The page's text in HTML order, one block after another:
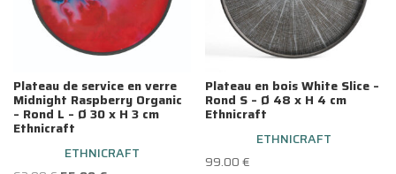
Plateau de service en verre
Midnight Raspberry Organic
– Rond L – Ø 30 x H 3 cm
Ethnicraft
ETHNICRAFT
Plateau en bois White Slice –
Rond S – Ø 48 x H 4 cm
Ethnicraft
ETHNICRAFT
99.00€